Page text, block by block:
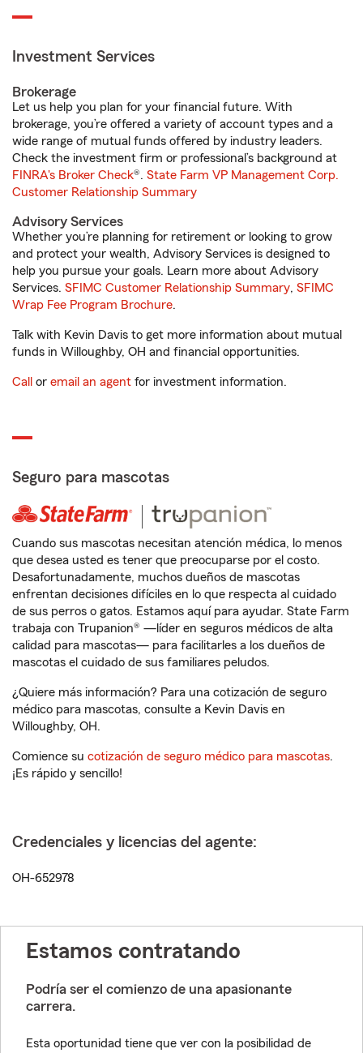
Investment Services
Brokerage
Let us help you plan for your financial future. With
brokerage, you’re offered a variety of account types and a
wide range of mutual funds offered by industry leaders.
Check the investment firm or professional’s background at
FINRA's Broker Check®. State Farm VP Management Corp.
Customer Relationship Summary
Advisory Services
Whether you’re planning for retirement or looking to grow
and protect your wealth, Advisory Services is designed to
help you pursue your goals. Learn more about Advisory
Services. SFIMC Customer Relationship Summary, SFIMC
Wrap Fee Program Brochure.
Talk with Kevin Davis to get more information about mutual
funds in Willoughby, OH and financial opportunities.
Call or email an agent for investment information.
Seguro para mascotas
Cuando sus mascotas necesitan atención médica, lo menos
que desea usted es tener que preocuparse por el costo.
Desafortunadamente, muchos dueños de mascotas
enfrentan decisiones difíciles en lo que respecta al cuidado
de sus perros o gatos. Estamos aquí para ayudar. State Farm
trabaja con Trupanion® —líder en seguros médicos de alta
calidad para mascotas— para facilitarles a los dueños de
mascotas el cuidado de sus familiares peludos.
¿Quiere más información? Para una cotización de seguro
médico para mascotas, consulte a Kevin Davis en
Willoughby, OH.
Comience su cotización de seguro médico para mascotas.
¡Es rápido y sencillo!
Credenciales y licencias del agente:
OH-652978
Estamos contratando
Podría ser el comienzo de una apasionante
carrera.
Esta oportunidad tiene que ver con la posibilidad de